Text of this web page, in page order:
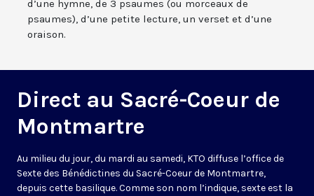
d’une hymne, de 3 psaumes (ou morceaux de
psaumes), d’une petite lecture, un verset et d’une
oraison.
Direct au Sacré-Coeur de
Montmartre
Au milieu du jour, du mardi au samedi, KTO diffuse l’office de
Sexte des Bénédictines du Sacré-Coeur de Montmartre,
depuis cette basilique. Comme son nom l’indique, sexte est la